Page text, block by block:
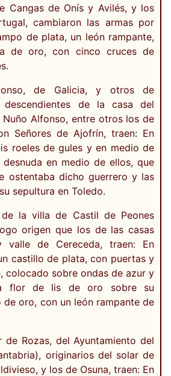
Cangas de Onís y Avilés, y los
cambiaron las armas por
de plata, un león rampante,
de oro, con cinco cruces de
de Galicia, y otros de
descendientes de la casa del
Nuño Alfonso, entre otros los de
Señores de Ajofrín, traen: En
roeles de gules y en medio de
desnuda en medio de ellos, que
ostentaba dicho guerrero y las
sepultura en Toledo.
la villa de Castil de Peones
origen que los de las casas
valle de Cereceda, traen: En
castillo de plata, con puertas y
colocado sobre ondas de azur y
flor de lis de oro sobre su
de oro, con un león rampante de
de Rozas, del Ayuntamiento del
originarios del solar de
y los de Osuna, traen: En